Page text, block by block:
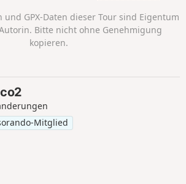
und GPX-Daten dieser Tour sind Eigentum
Bitte nicht ohne Genehmigung
kopieren.
Mitglied